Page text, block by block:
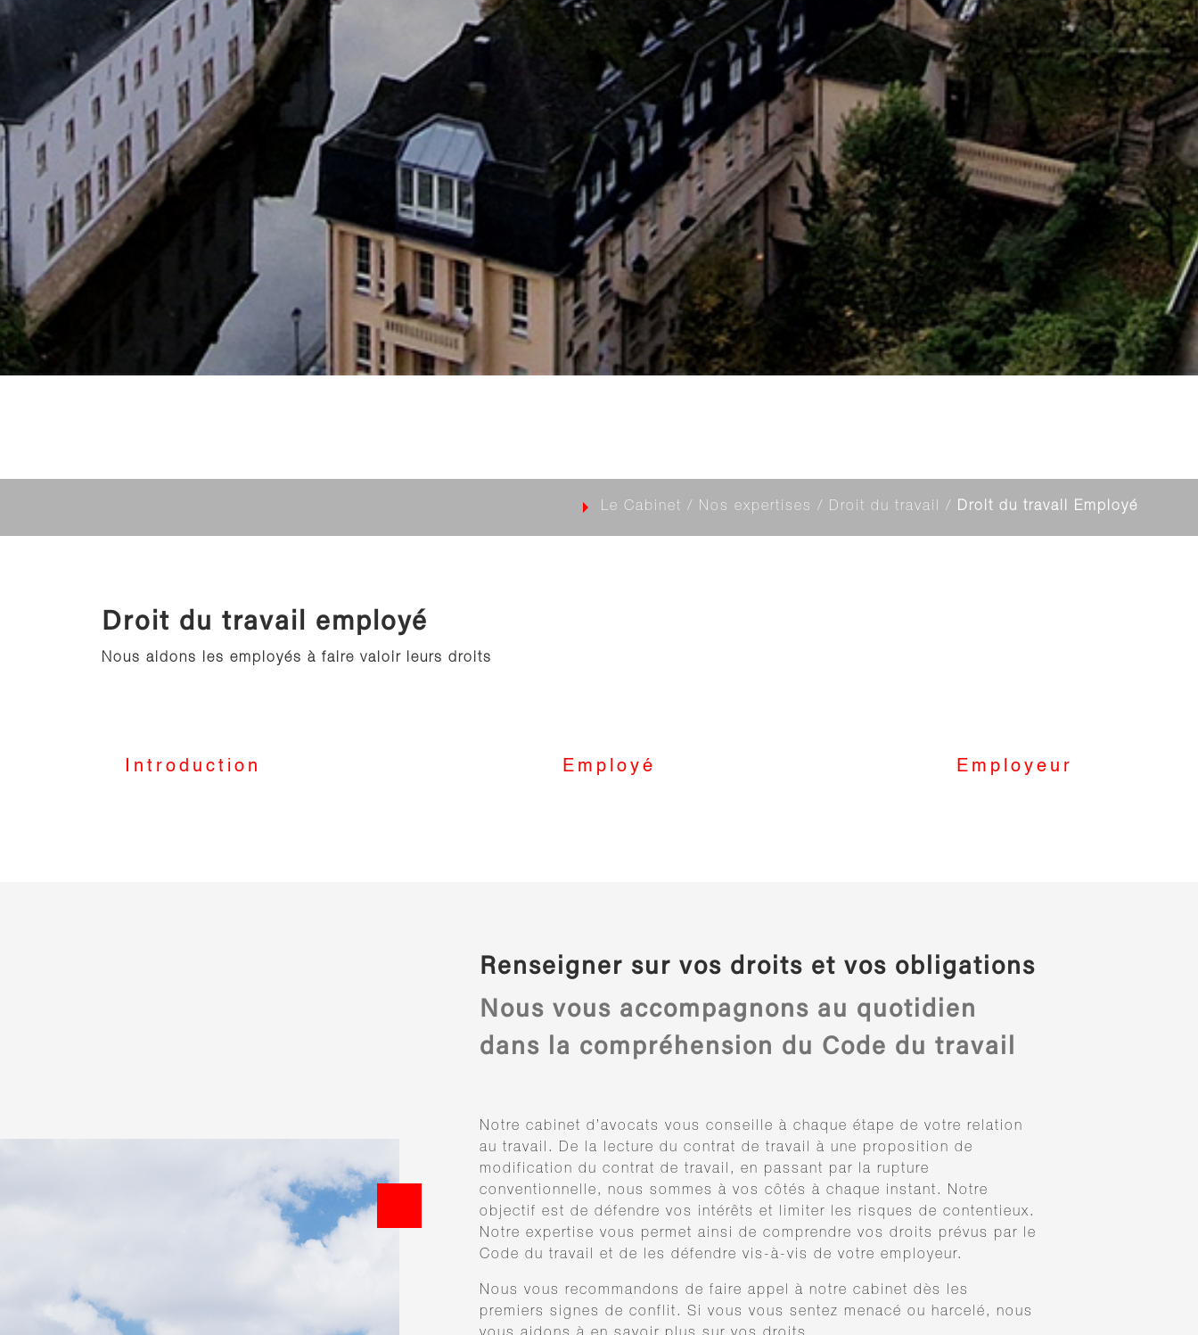
Le Cabinet / Nos expertises / Droit du travail / Droit du travail Employé
Droit du travail employé
Nous aidons les employés à faire valoir leurs droits
Introduction Employé Employeur
Renseigner sur vos droits et vos obligations
Nous vous accompagnons au quotidien
dans la compréhension du Code du travail
Notre cabinet d’avocats vous conseille à chaque étape de votre relation
au travail. De la lecture du contrat de travail à une proposition de
modification du contrat de travail, en passant par la rupture
conventionnelle, nous sommes à vos côtés à chaque instant. Notre
objectif est de défendre vos intérêts et limiter les risques de contentieux.
Notre expertise vous permet ainsi de comprendre vos droits prévus par le
Code du travail et de les défendre vis-à-vis de votre employeur.
Nous vous recommandons de faire appel à notre cabinet dès les
premiers signes de conflit. Si vous vous sentez menacé ou harcelé, nous